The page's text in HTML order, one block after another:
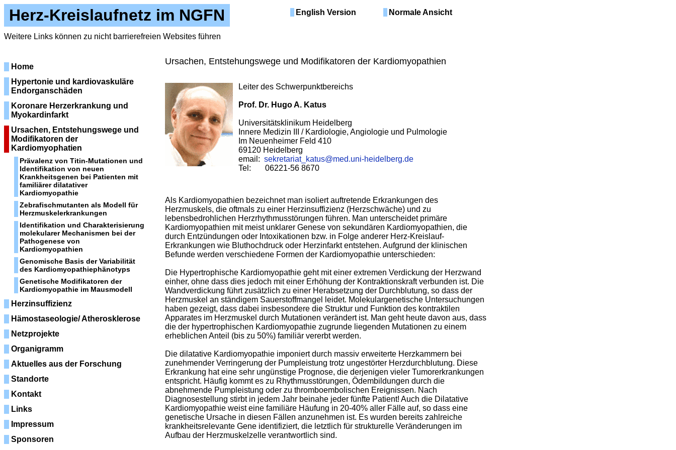
Herz-Kreislaufnetz im NGFN English Version Normale Ansicht
Weitere Links können zu nicht barrierefreien Websites führen
Home
Hypertonie und kardiovaskuläre
Endorganschäden
Koronare Herzerkrankung und
Myokardinfarkt
Ursachen, Entstehungswege und
Modifikatoren der
Kardiomyophatien
Prävalenz von Titin-Mutationen und
Identifikation von neuen
Krankheitsgenen bei Patienten mit
familiärer dilatativer
Kardiomyopathie
Zebrafischmutanten als Modell für
Herzmuskelerkrankungen
Identifikation und Charakterisierung
molekularer Mechanismen bei der
Pathogenese von
Kardiomyopathien
Genomische Basis der Variabilität
des Kardiomyopathiephänotyps
Genetische Modifikatoren der
Kardiomyopathie im Mausmodell
Herzinsuffizienz
Hämostaseologie/ Atherosklerose
Netzprojekte
Organigramm
Aktuelles aus der Forschung
Standorte
Kontakt
Links
Impressum
Sponsoren
Ursachen, Entstehungswege und Modifikatoren der Kardiomyopathien
Leiter des Schwerpunktbereichs
Prof. Dr. Hugo A. Katus
Universitätsklinikum Heidelberg
Innere Medizin III / Kardiologie, Angiologie und Pulmologie
Im Neuenheimer Feld 410
69120 Heidelberg
email: sekretariat_katus@med.uni-heidelberg.de
Tel: 06221-56 8670
Als Kardiomyopathien bezeichnet man isoliert auftretende Erkrankungen des
Herzmuskels, die oftmals zu einer Herzinsuffizienz (Herzschwäche) und zu
lebensbedrohlichen Herzrhythmusstörungen führen. Man unterscheidet primäre
Kardiomyopathien mit meist unklarer Genese von sekundären Kardiomyopathien, die
durch Entzündungen oder Intoxikationen bzw. in Folge anderer Herz-Kreislauf-
Erkrankungen wie Bluthochdruck oder Herzinfarkt entstehen. Aufgrund der klinischen
Befunde werden verschiedene Formen der Kardiomyopathie unterschieden:
Die Hypertrophische Kardiomyopathie geht mit einer extremen Verdickung der Herzwand
einher, ohne dass dies jedoch mit einer Erhöhung der Kontraktionskraft verbunden ist. Die
Wandverdickung führt zusätzlich zu einer Herabsetzung der Durchblutung, so dass der
Herzmuskel an ständigem Sauerstoffmangel leidet. Molekulargenetische Untersuchungen
haben gezeigt, dass dabei insbesondere die Struktur und Funktion des kontraktilen
Apparates im Herzmuskel durch Mutationen verändert ist. Man geht heute davon aus, dass
die der hypertrophischen Kardiomyopathie zugrunde liegenden Mutationen zu einem
erheblichen Anteil (bis zu 50%) familiär vererbt werden.
Die dilatative Kardiomyopathie imponiert durch massiv erweiterte Herzkammern bei
zunehmender Verringerung der Pumpleistung trotz ungestörter Herzdurchblutung. Diese
Erkrankung hat eine sehr ungünstige Prognose, die derjenigen vieler Tumorerkrankungen
entspricht. Häufig kommt es zu Rhythmusstörungen, Ödembildungen durch die
abnehmende Pumpleistung oder zu thromboembolischen Ereignissen. Nach
Diagnosestellung stirbt in jedem Jahr beinahe jeder fünfte Patient! Auch die Dilatative
Kardiomyopathie weist eine familiäre Häufung in 20-40% aller Fälle auf, so dass eine
genetische Ursache in diesen Fällen anzunehmen ist. Es wurden bereits zahlreiche
krankheitsrelevante Gene identifiziert, die letztlich für strukturelle Veränderungen im
Aufbau der Herzmuskelzelle verantwortlich sind.